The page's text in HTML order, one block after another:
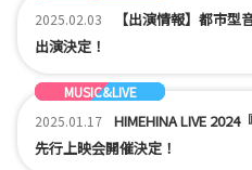
2025.02.03
【出演情報】都市型
出演決定！
2025.01.17
NEWS
GOODS
MUSIC&LIVE
HIMEHINA LIVE
先行上映会開催決定！